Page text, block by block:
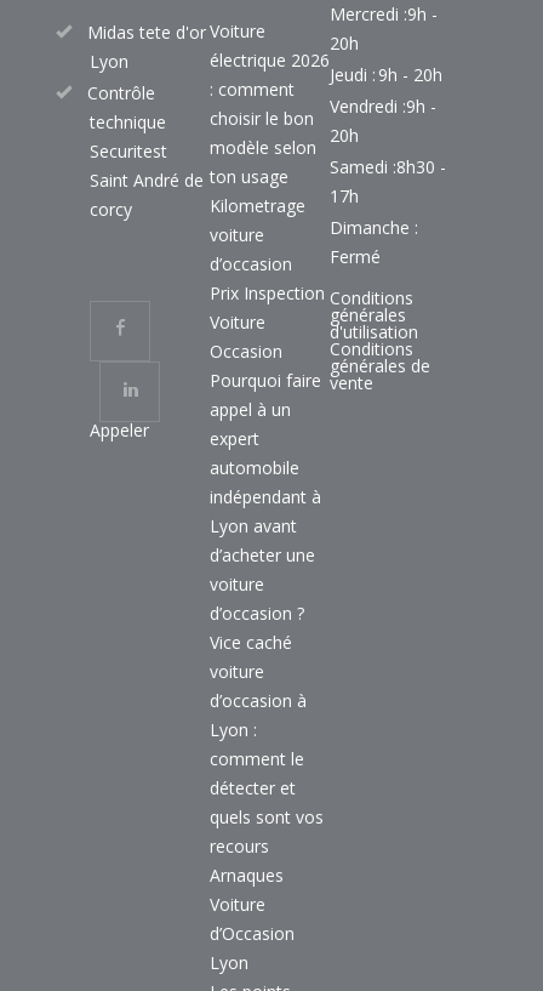
Midas tete d'or
Lyon
Contrôle
technique
Securitest
Saint André de
corcy
Appeler
Voiture
électrique 2026
: comment
choisir le bon
modèle selon
ton usage
Kilometrage
voiture
d’occasion
Prix Inspection
Voiture
Occasion
Pourquoi faire
appel à un
expert
automobile
indépendant à
Lyon avant
d’acheter une
voiture
d’occasion ?
Vice caché
voiture
d’occasion à
Lyon :
comment le
détecter et
quels sont vos
recours
Arnaques
Voiture
d’Occasion
Lyon
Mercredi :9h -
20h
Jeudi : 9h - 20h
Vendredi :9h -
20h
Samedi :8h30 -
17h
Dimanche :
Fermé
Conditions
générales
d'utilisation
Conditions
générales de
vente